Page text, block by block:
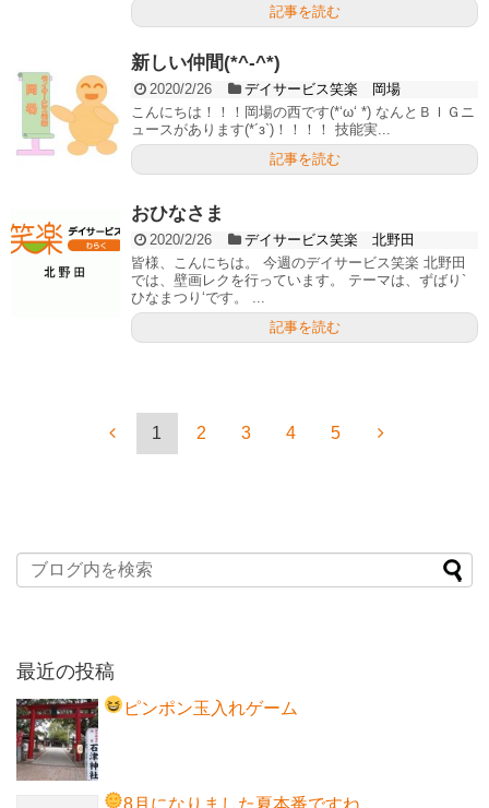
記事を読む
新しい仲間(*^-^*)
2020/2/26
デイサービス笑楽 岡場
こんにちは！！！岡場の西です(*‘ω‘ *) なんとＢＩＧニ
ュースがあります(*´з`)！！！！ 技能実...
記事を読む
おひなさま
2020/2/26
デイサービス笑楽 北野田
皆様、こんにちは。 今週のデイサービス笑楽 北野田
では、壁画レクを行っています。 テーマは、ずばり`
ひなまつり‘です。 ...
記事を読む
1 2 3 4 5
最近の投稿
ピンポン玉入れゲーム